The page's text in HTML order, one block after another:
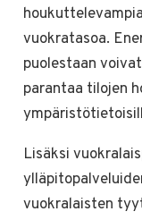
vuokratasoa.
puolestaan
parantaa tilojen
Lisäksi
vuokralaisten